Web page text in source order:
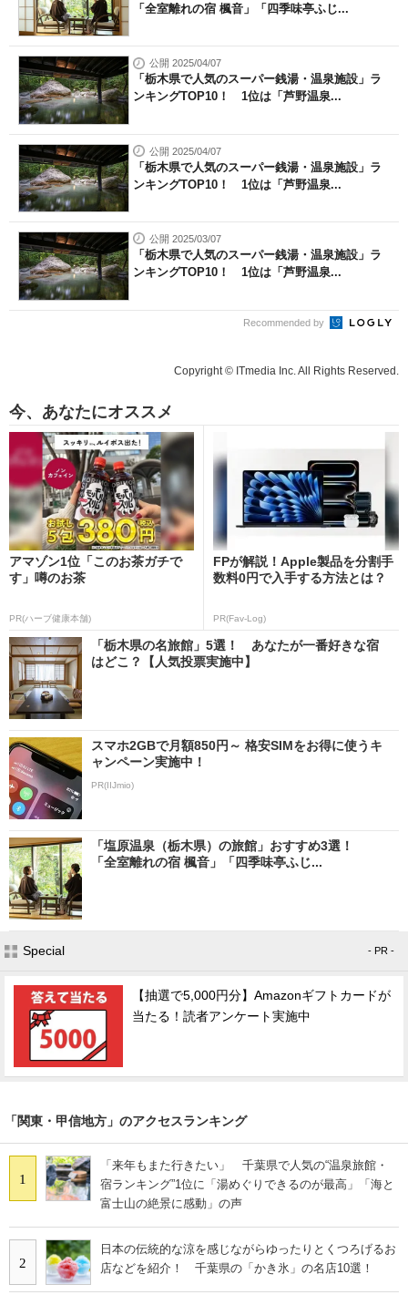
「全室離れの宿 楓音」「四季味亭ふじ...
公開 2025/04/07
「栃木県で人気のスーパー銭湯・温泉施設」ラ
ンキングTOP10！ 1位は「芦野温泉...
公開 2025/04/07
「栃木県で人気のスーパー銭湯・温泉施設」ラ
ンキングTOP10！ 1位は「芦野温泉...
公開 2025/03/07
「栃木県で人気のスーパー銭湯・温泉施設」ラ
ンキングTOP10！ 1位は「芦野温泉...
Recommended by
Copyright © ITmedia Inc. All Rights Reserved.
今、あなたにオススメ
アマゾン1位「このお茶ガチで
す」噂のお茶
PR(ハーブ健康本舗)
FPが解説！Apple製品を分割手
数料0円で入手する方法とは？
PR(Fav-Log)
「栃木県の名旅館」5選！ あなたが一番好きな宿
はどこ？【人気投票実施中】
スマホ2GBで月額850円～ 格安SIMをお得に使うキ
ャンペーン実施中！
PR(IIJmio)
「塩原温泉（栃木県）の旅館」おすすめ3選！
「全室離れの宿 楓音」「四季味亭ふじ...
Special - PR -
【抽選で5,000円分】Amazonギフトカードが
当たる！読者アンケート実施中
「関東・甲信地方」のアクセスランキング
1
「来年もまた行きたい」 千葉県で人気の“温泉旅館・
宿ランキング”1位に「湯めぐりできるのが最高」「海と
富士山の絶景に感動」の声
2
日本の伝統的な涼を感じながらゆったりとくつろげるお
店などを紹介！ 千葉県の「かき氷」の名店10選！